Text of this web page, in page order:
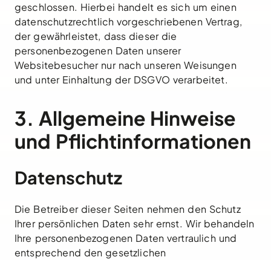
geschlossen. Hierbei handelt es sich um einen
datenschutzrechtlich vorgeschriebenen Vertrag,
der gewährleistet, dass dieser die
personenbezogenen Daten unserer
Websitebesucher nur nach unseren Weisungen
und unter Einhaltung der DSGVO verarbeitet.
3. Allgemeine Hinweise
und Pflicht­informationen
Datenschutz
Die Betreiber dieser Seiten nehmen den Schutz
Ihrer persönlichen Daten sehr ernst. Wir behandeln
Ihre personenbezogenen Daten vertraulich und
entsprechend den gesetzlichen